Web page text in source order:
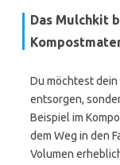
Das Mulchkit
Du möchtest
entsorgen,
Beispiel im
dem Weg in den
Volumen